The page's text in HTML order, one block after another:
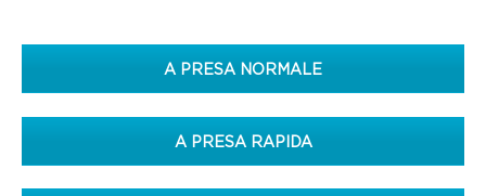
A PRESA NORMALE
A PRESA RAPIDA